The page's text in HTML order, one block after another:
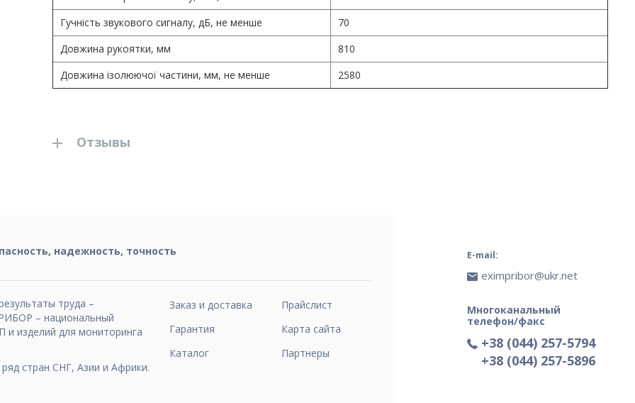
Гучність звукового сигналу, дБ, не менше
70
Довжина рукоятки, мм
810
Довжина ізолюючої частини, мм, не менше
2580
Отзывы
надежность, точность
труда –
– национальный
и изделий для мониторинга
стран СНГ, Азии и Африки.
Заказ и доставка
Гарантия
Каталог
Прайслист
Карта сайта
Партнеры
E-mail:
eximpribor@ukr.net
Многоканальный
телефон/факс
+38 (044) 257-5794
+38 (044) 257-5896